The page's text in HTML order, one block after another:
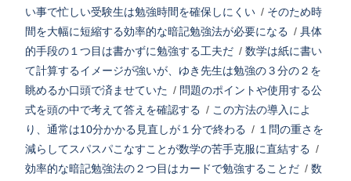
い事で忙しい受験生は勉強時間を確保しにくい / そのため時
間を大幅に短縮する効率的な暗記勉強法が必要になる / 具体
的手段の１つ目は書かずに勉強する工夫だ / 数学は紙に書い
て計算するイメージが強いが、ゆき先生は勉強の３分の２を
眺めるか口頭で済ませていた / 問題のポイントや使用する公
式を頭の中で考えて答えを確認する / この方法の導入によ
り、通常は10分かかる見直しが１分で終わる / １問の重さを
減らしてスパスパこなすことが数学の苦手克服に直結する /
効率的な暗記勉強法の２つ目はカードで勉強することだ / 数